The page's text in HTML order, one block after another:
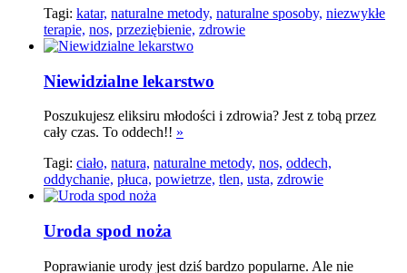
Tagi: katar, naturalne metody, naturalne sposoby, niezwykłe
terapie, nos, przeziębienie, zdrowie
Niewidzialne lekarstwo
Poszukujesz eliksiru młodości i zdrowia? Jest z tobą przez
cały czas. To oddech!! »
Tagi: ciało, natura, naturalne metody, nos, oddech,
oddychanie, płuca, powietrze, tlen, usta, zdrowie
Uroda spod noża
Poprawianie urody jest dziś bardzo popularne. Ale nie